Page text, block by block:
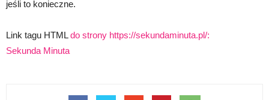
jeśli to konieczne.
Link tagu HTMLdo strony https://sekundaminuta.pl/:
Sekunda Minuta